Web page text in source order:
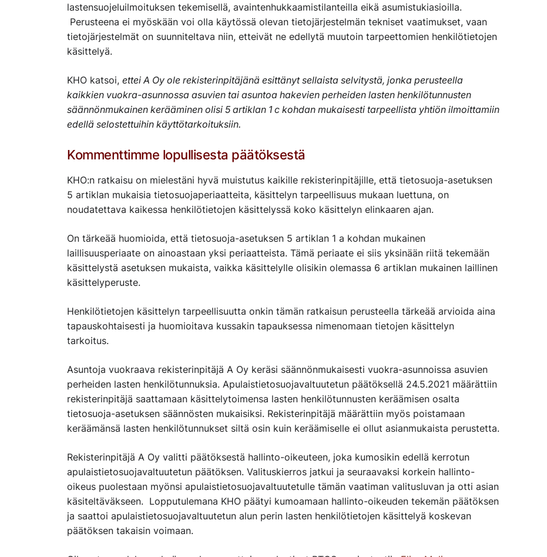
lastensuojeluilmoituksen tekemisellä, avaintenhukkaamistilanteilla eikä asumistukiasioilla.
Perusteena ei myöskään voi olla käytössä olevan tietojärjestelmän tekniset vaatimukset, vaan
tietojärjestelmät on suunniteltava niin, etteivät ne edellytä muutoin tarpeettomien henkilötietojen
käsittelyä.
KHO katsoi, ettei A Oy ole rekisterinpitäjänä esittänyt sellaista selvitystä, jonka perusteella
kaikkien vuokra-asunnossa asuvien tai asuntoa hakevien perheiden lasten henkilötunnusten
säännönmukainen kerääminen olisi 5 artiklan 1 c kohdan mukaisesti tarpeellista yhtiön ilmoittamiin
edellä selostettuihin käyttötarkoituksiin.
Kommenttimme lopullisesta päätöksestä
KHO:n ratkaisu on mielestäni hyvä muistutus kaikille rekisterinpitäjille, että tietosuoja-asetuksen
5 artiklan mukaisia tietosuojaperiaatteita, käsittelyn tarpeellisuus mukaan luettuna, on
noudatettava kaikessa henkilötietojen käsittelyssä koko käsittelyn elinkaaren ajan.
On tärkeää huomioida, että tietosuoja-asetuksen 5 artiklan 1 a kohdan mukainen
laillisuusperiaate on ainoastaan yksi periaatteista. Tämä periaate ei siis yksinään riitä tekemään
käsittelystä asetuksen mukaista, vaikka käsittelylle olisikin olemassa 6 artiklan mukainen laillinen
käsittelyperuste.
Henkilötietojen käsittelyn tarpeellisuutta onkin tämän ratkaisun perusteella tärkeää arvioida aina
tapauskohtaisesti ja huomioitava kussakin tapauksessa nimenomaan tietojen käsittelyn
tarkoitus.
Asuntoja vuokraava rekisterinpitäjä A Oy keräsi säännönmukaisesti vuokra-asunnoissa asuvien
perheiden lasten henkilötunnuksia. Apulaistietosuojavaltuutetun päätöksellä 24.5.2021 määrättiin
rekisterinpitäjä saattamaan käsittelytoimensa lasten henkilötunnusten keräämisen osalta
tietosuoja-asetuksen säännösten mukaisiksi. Rekisterinpitäjä määrättiin myös poistamaan
keräämänsä lasten henkilötunnukset siltä osin kuin keräämiselle ei ollut asianmukaista perustetta.
Rekisterinpitäjä A Oy valitti päätöksestä hallinto-oikeuteen, joka kumosikin edellä kerrotun
apulaistietosuojavaltuutetun päätöksen. Valituskierros jatkui ja seuraavaksi korkein hallinto-
oikeus puolestaan myönsi apulaistietosuojavaltuutetulle tämän vaatiman valitusluvan ja otti asian
käsiteltäväkseen. Lopputulemana KHO päätyi kumoamaan hallinto-oikeuden tekemän päätöksen
ja saattoi apulaistietosuojavaltuutetun alun perin lasten henkilötietojen käsittelyä koskevan
päätöksen takaisin voimaan.